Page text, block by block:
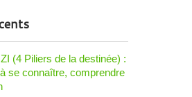
ZI (4 Piliers de la destinée) :
se connaître, comprendre